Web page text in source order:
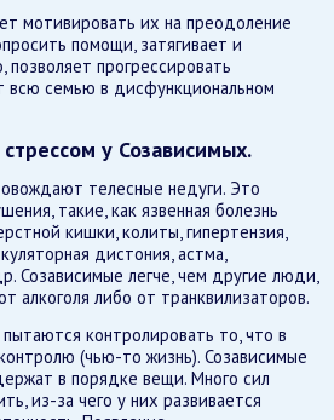
мотивировать их на преодоление
помощи, затягивает и
позволяет прогрессировать
всю семью в дисфункциональном
у Созависимых.
телесные недуги. Это
такие, как язвенная болезнь
кишки, колиты, гипертензия,
дистония, астма,
Созависимые легче, чем другие люди,
алкоголя либо от транквилизаторов.
контролировать то, что в
(чью-то жизнь). Созависимые
в порядке вещи. Много сил
из-за чего у них развивается